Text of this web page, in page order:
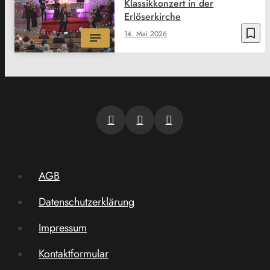
bookmark_border
14. Mai 2026
Klassikkonzert in der
Erlöserkirche
AGB
Datenschutzerklärung
Impressum
Kontaktformular